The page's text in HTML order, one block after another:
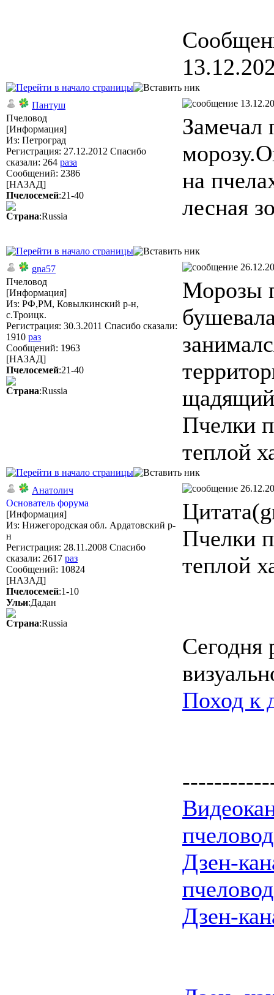
Пантуш
Пчеловод
[Информация]
Из: Петроград
Регистрация: 27.12.2012 Спасибо
сказали: 264 раза
Сообщений: 2386
[НАЗАД]
Пчелосемей:21-40
Страна:Russia
Замечал
на
лесная
gna57
Пчеловод
[Информация]
Из: РФ,РМ, Ковылкинский р-н,
с.Троицк.
Регистрация: 30.3.2011 Спасибо сказали:
1910 раз
Сообщений: 1963
[НАЗАД]
Пчелосемей:21-40
Страна:Russia
Морозы
щадящий
Пчелки
теплой
Анатолич
Основатель форума
[Информация]
Из: Нижегородская обл. Ардатовский р-
н
Регистрация: 28.11.2008 Спасибо
сказали: 2617 раз
Сообщений: 10824
[НАЗАД]
Пчелосемей:1-10
Ульи:Дадан
Страна:Russia
Пчелки
теплой
Сегодня
Поход к
Дзен-
Дзен-